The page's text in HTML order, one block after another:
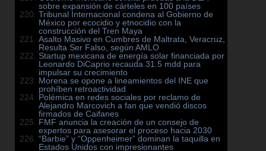
sobre expansión de cárteles en 100 países
Tribunal Internacional condena al Gobierno de
México por ecocidio y etnocidio con la
construcción del Tren Maya
Asalto Masivo en Cumbres de Maltrata, Veracruz,
Resulta Ser Falso, según AMLO
Startup mexicana de energía solar financiada por
Leonardo DiCaprio recauda 31.5 mdd para
impulsar su crecimiento
Morena se opone a lineamientos del INE que
prohíben retroactividad
Polémica en redes sociales por reclamo de
Alejandro Marcovich a fan que vendió discos
firmados de Caifanes
FMF anuncia la creación de un consejo de
expertos para asesorar el proceso hacia 2030
“Barbie” y “Oppenheimer” dominan la taquilla en
Estados Unidos con impresionantes